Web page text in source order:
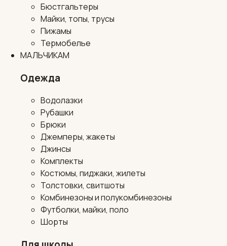
Бюстгальтеры
Майки, топы, трусы
Пижамы
Термобелье
МАЛЬЧИКАМ
Одежда
Водолазки
Рубашки
Брюки
Джемперы, жакеты
Джинсы
Комплекты
Костюмы, пиджаки, жилеты
Толстовки, свитшоты
Комбинезоны и полукомбинезоны
Футболки, майки, поло
Шорты